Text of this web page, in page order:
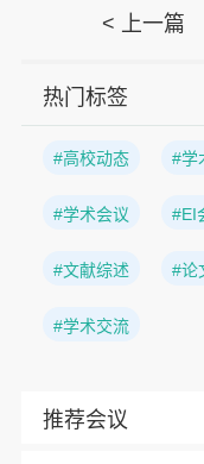
< 上一篇
热门标签
#高校动态 #学
#学术会议 #EI
#文献综述 #论
#学术交流
推荐会议